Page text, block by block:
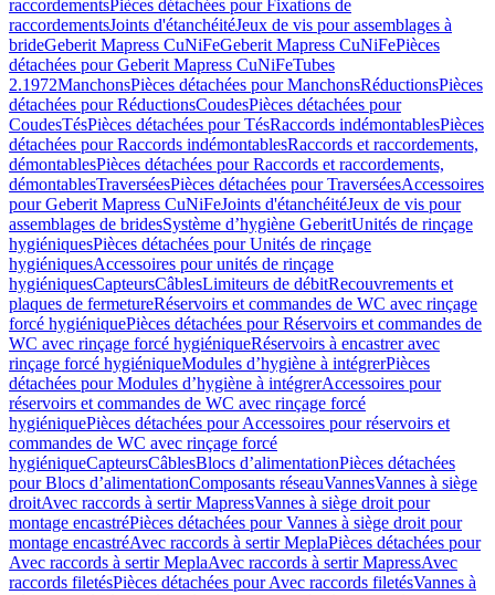
raccordementsPièces détachées pour Fixations de
raccordementsJoints d'étanchéitéJeux de vis pour assemblages à
brideGeberit Mapress CuNiFeGeberit Mapress CuNiFePièces
détachées pour Geberit Mapress CuNiFeTubes
2.1972ManchonsPièces détachées pour ManchonsRéductionsPièces
détachées pour RéductionsCoudesPièces détachées pour
CoudesTésPièces détachées pour TésRaccords indémontablesPièces
détachées pour Raccords indémontablesRaccords et raccordements,
démontablesPièces détachées pour Raccords et raccordements,
démontablesTraverséesPièces détachées pour TraverséesAccessoires
pour Geberit Mapress CuNiFeJoints d'étanchéitéJeux de vis pour
assemblages de bridesSystème d’hygiène GeberitUnités de rinçage
hygiéniquesPièces détachées pour Unités de rinçage
hygiéniquesAccessoires pour unités de rinçage
hygiéniquesCapteursCâblesLimiteurs de débitRecouvrements et
plaques de fermetureRéservoirs et commandes de WC avec rinçage
forcé hygiéniquePièces détachées pour Réservoirs et commandes de
WC avec rinçage forcé hygiéniqueRéservoirs à encastrer avec
rinçage forcé hygiéniqueModules d’hygiène à intégrerPièces
détachées pour Modules d’hygiène à intégrerAccessoires pour
réservoirs et commandes de WC avec rinçage forcé
hygiéniquePièces détachées pour Accessoires pour réservoirs et
commandes de WC avec rinçage forcé
hygiéniqueCapteursCâblesBlocs d’alimentationPièces détachées
pour Blocs d’alimentationComposants réseauVannesVannes à siège
droitAvec raccords à sertir MapressVannes à siège droit pour
montage encastréPièces détachées pour Vannes à siège droit pour
montage encastréAvec raccords à sertir MeplaPièces détachées pour
Avec raccords à sertir MeplaAvec raccords à sertir MapressAvec
raccords filetésPièces détachées pour Avec raccords filetésVannes à